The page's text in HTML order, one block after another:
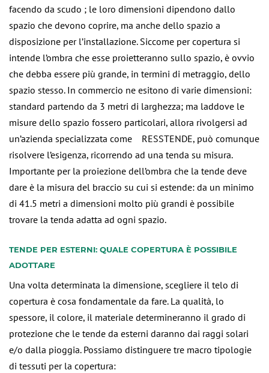
facendo da scudo ; le loro dimensioni dipendono dallo
spazio che devono coprire, ma anche dello spazio a
disposizione per l’installazione. Siccome per copertura si
intende l’ombra che esse proietteranno sullo spazio, è ovvio
che debba essere più grande, in termini di metraggio, dello
spazio stesso. In commercio ne esitono di varie dimensioni:
standard partendo da 3 metri di larghezza; ma laddove le
misure dello spazio fossero particolari, allora rivolgersi ad
un’azienda specializzata come RESSTENDE, può comunque
risolvere l’esigenza, ricorrendo ad una tenda su misura.
Importante per la proiezione dell’ombra che la tende deve
dare è la misura del braccio su cui si estende: da un minimo
di 41.5 metri a dimensioni molto più grandi è possibile
trovare la tenda adatta ad ogni spazio.
TENDE PER ESTERNI: QUALE COPERTURA È POSSIBILE
ADOTTARE
Una volta determinata la dimensione, scegliere il telo di
copertura è cosa fondamentale da fare. La qualità, lo
spessore, il colore, il materiale determineranno il grado di
protezione che le tende da esterni daranno dai raggi solari
e/o dalla pioggia. Possiamo distinguere tre macro tipologie
di tessuti per la copertura: